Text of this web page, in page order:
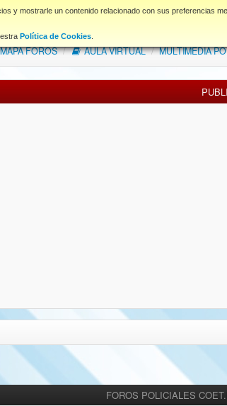
y mostrarle un contenido relacionado con sus preferencias
Política de Cookies
Foros FAQ NORMAS FORO
FOROS / AULA VIRTUAL / MULTIMEDIA
FOROS POLICIALES